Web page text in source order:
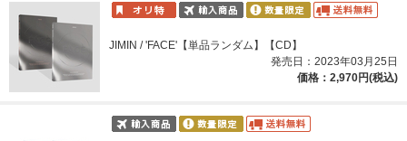
JIMIN / 'FACE'【単品ランダム】【CD】
発売日：2023年03月25日
価格：2,970円(税込)